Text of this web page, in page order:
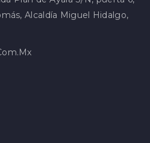
Alcaldía Miguel Hidalgo,